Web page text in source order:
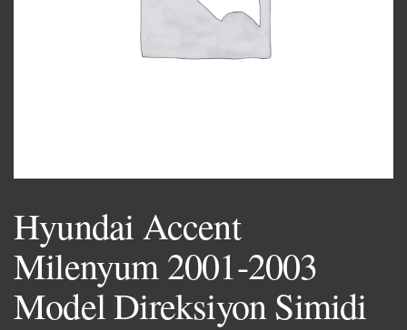
Hyundai Accent
Milenyum 2001-2003
Model Direksiyon Simidi